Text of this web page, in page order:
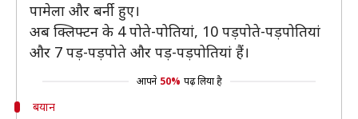
पामेला और बर्नी हुए।
अब क्लिफ्टन के 4 पोते-पोतियां, 10 पड़पोते-पड़पोतियां
और 7 पड़-पड़पोते और पड़-पड़पोतियां हैं।
आपने 50% पढ़ लिया है
बयान